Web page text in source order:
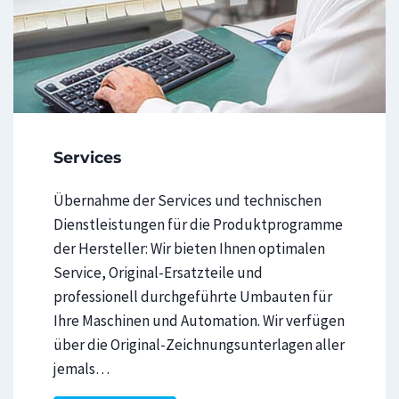
Services
Übernahme der Services und technischen
Dienstleistungen für die Produktprogramme
der Hersteller: Wir bieten Ihnen optimalen
Service, Original-Ersatzteile und
professionell durchgeführte Umbauten für
Ihre Maschinen und Automation. Wir verfügen
über die Original-Zeichnungsunterlagen aller
jemals…